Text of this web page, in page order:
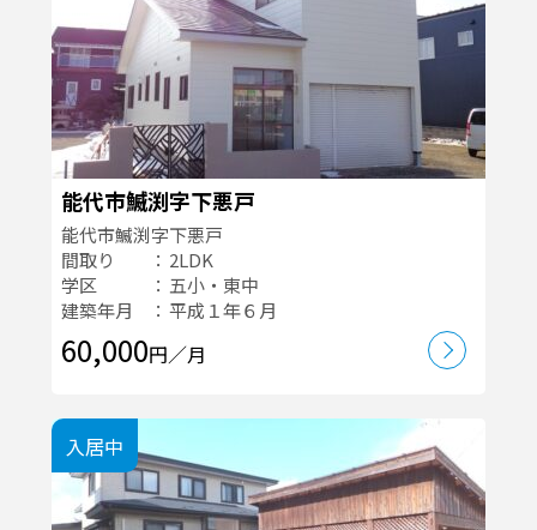
能代市鰄渕字下悪戸
能代市鰄渕字下悪戸
間取り
2LDK
学区
五小・東中
建築年月
平成１年６月
60,000円／月
入居中